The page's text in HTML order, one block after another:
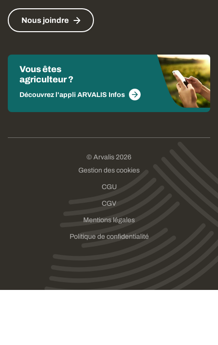
Nous joindre
Vous êtes
agriculteur ?
Découvrez l'appli ARVALIS Infos
© Arvalis 2026
Gestion des cookies
CGU
CGV
Mentions légales
Politique de confidentialité